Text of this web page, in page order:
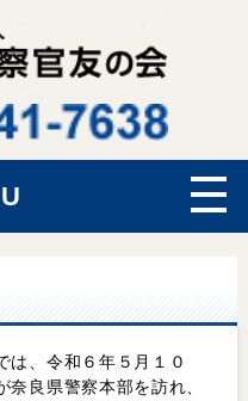
は、令和６年５月１０
良県警察本部を訪れ、